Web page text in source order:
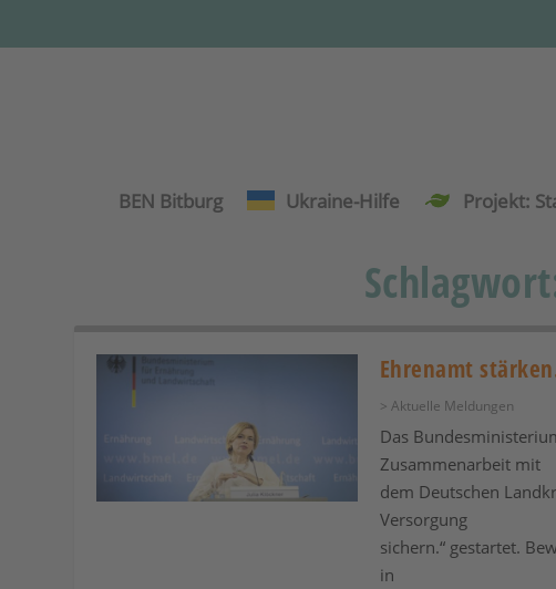
BEN Bitburg Ukraine-Hilfe Projekt:
Ehrenamt
> Aktuelle Meldungen
Das
Zusammenarbeit mit
dem Deutschen
Versorgung
sichern.“ gestartet.
in